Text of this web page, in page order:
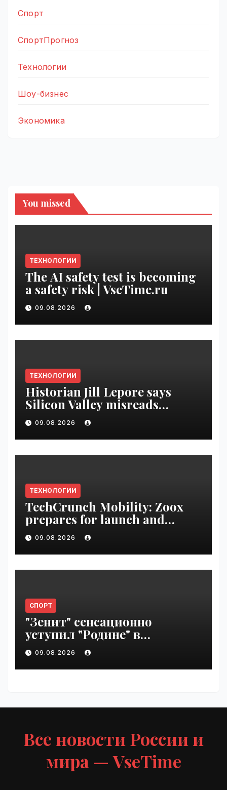
Спорт
СпортПрогноз
Технологии
Шоу-бизнес
Экономика
You missed
ТЕХНОЛОГИИ
The AI safety test is becoming
a safety risk | VseTime.ru
09.08.2026
ТЕХНОЛОГИИ
Historian Jill Lepore says
Silicon Valley misreads
science fiction and
undermines democracy |
VseTime.ru
09.08.2026
ТЕХНОЛОГИИ
TechCrunch Mobility: Zoox
prepares for launch and
Uber’s AV empire | VseTime.ru
09.08.2026
СПОРТ
"Зенит" сенсационно
уступил "Родине" в
Петербурге | VseTime.ru
09.08.2026
Все новости России и
мира — VseTime